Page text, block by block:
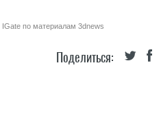
IGate по материалам3dnews
Поделиться: